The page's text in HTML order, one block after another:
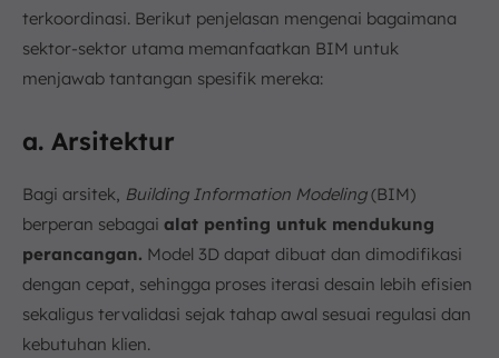
terkoordinasi. Berikut penjelasan mengenai bagaimana
sektor-sektor utama memanfaatkan BIM untuk
menjawab tantangan spesifik mereka:
a. Arsitektur
Bagi arsitek, Building Information Modeling(BIM)
berperan sebagai alat penting untuk mendukung
perancangan. Model 3D dapat dibuat dan dimodifikasi
dengan cepat, sehingga proses iterasi desain lebih efisien
sekaligus tervalidasi sejak tahap awal sesuai regulasi dan
kebutuhan klien.